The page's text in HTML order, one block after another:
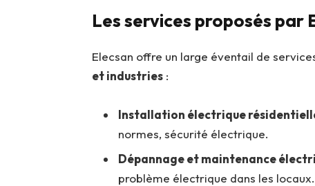
Les services proposés par
Elecsan offre un large éventail de
et industries:
Installation électrique
normes, sécurité électrique.
Dépannage et maintenance
problème électrique dans les locaux.